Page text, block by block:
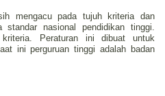
mengacu pada tujuh kriteria dan
standar nasional pendidikan tinggi.
kriteria. Peraturan ini dibuat untuk
ini perguruan tinggi adalah badan